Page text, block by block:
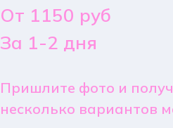
От 1150 руб
За 1-2 дня
Пришлите фото и
несколько вариантов